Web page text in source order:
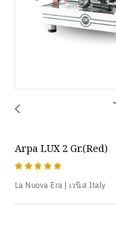
Arpa LUX 2 Gr.(Red)
La Nuova Era | เวนิส Italy